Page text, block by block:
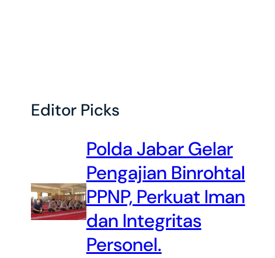
Editor Picks
Polda Jabar Gelar
Pengajian Binrohtal
PPNP, Perkuat Iman
dan Integritas
Personel.